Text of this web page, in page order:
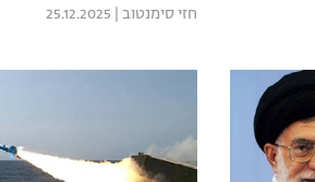
חזי סימנטוב 25.12.2025